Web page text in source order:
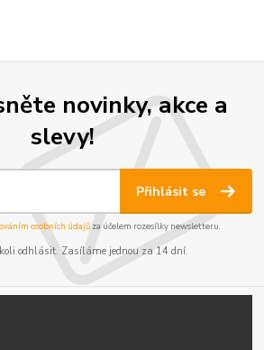
novinky, akce a
slevy!
Přihlásit se
osobních údajůza účelem rozesílky newsletteru.
odhlásit. Zasíláme jednou za 14 dní.